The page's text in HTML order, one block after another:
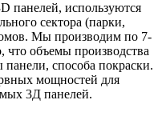
панелей, используются
сектора (парки,
Мы производим по 7-
что объемы производства
способа покраски.
мощностей для
3Д панелей.